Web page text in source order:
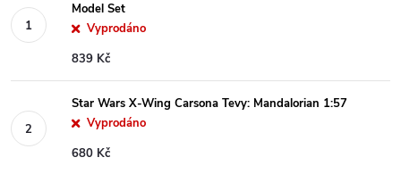
Model Set
Vyprodáno
839 Kč
Star Wars X-Wing Carsona Tevy: Mandalorian 1:57
Vyprodáno
680 Kč